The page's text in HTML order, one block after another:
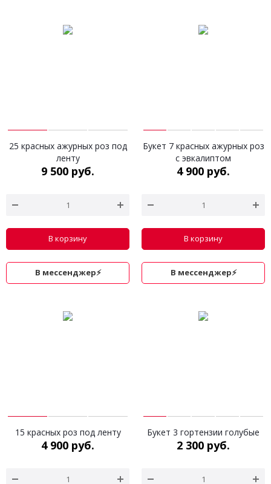
25 красных ажурных роз под
ленту
9 500 руб.
В корзину
В мессенджер⚡
Букет 7 красных ажурных роз
с эвкалиптом
4 900 руб.
В корзину
В мессенджер⚡
15 красных роз под ленту
4 900 руб.
Букет 3 гортензии голубые
2 300 руб.